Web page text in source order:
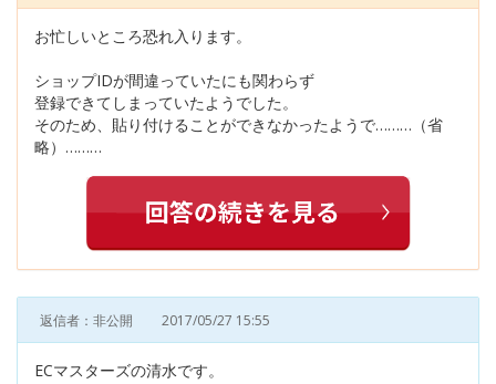
お忙しいところ恐れ入ります。
ショップIDが間違っていたにも関わらず
登録できてしまっていたようでした。
そのため、貼り付けることができなかったようで………（省
略）………
返信者：非公開 2017/05/27 15:55
ECマスターズの清水です。